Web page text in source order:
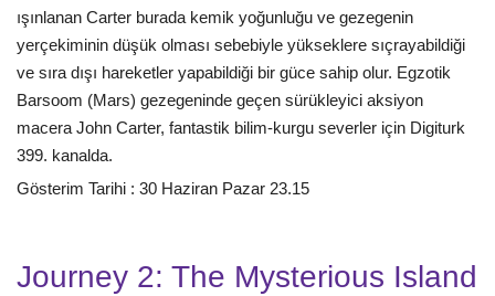
ışınlanan Carter burada kemik yoğunluğu ve gezegenin
yerçekiminin düşük olması sebebiyle yükseklere sıçrayabildiği
ve sıra dışı hareketler yapabildiği bir güce sahip olur. Egzotik
Barsoom (Mars) gezegeninde geçen sürükleyici aksiyon
macera John Carter, fantastik bilim-kurgu severler için Digiturk
399. kanalda.
Gösterim Tarihi : 30 Haziran Pazar 23.15
Journey 2: The Mysterious Island